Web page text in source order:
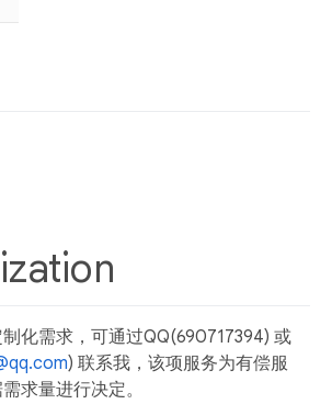
化需求，可通过QQ(690717394) 或
) 联系我，该项服务为有偿服
求量进行决定。